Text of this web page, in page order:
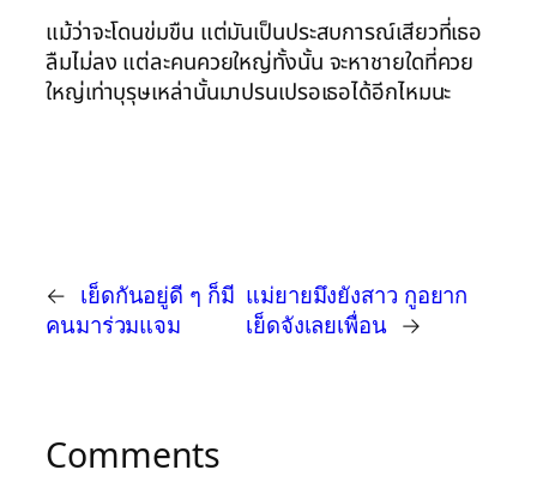
แม้ว่าจะโดนข่มขืน แต่มันเป็นประสบการณ์เสียวที่เธอ
ลืมไม่ลง แต่ละคนควยใหญ่ทั้งนั้น จะหาชายใดที่ควย
ใหญ่เท่าบุรุษเหล่านั้นมาปรนเปรอเธอได้อีกไหมนะ
← เย็ดกันอยู่ดี ๆ ก็มี
คนมาร่วมแจม
แม่ยายมึงยังสาว กูอยาก
เย็ดจังเลยเพื่อน →
Comments